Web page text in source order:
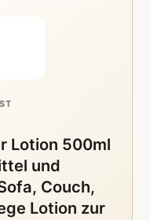
Lotion 500ml
und
Couch,
Lotion zur